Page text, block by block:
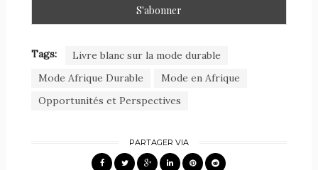
Tags:
Livre blanc sur la mode durable
Mode Afrique Durable
Mode en Afrique
Opportunités et Perspectives
PARTAGER VIA